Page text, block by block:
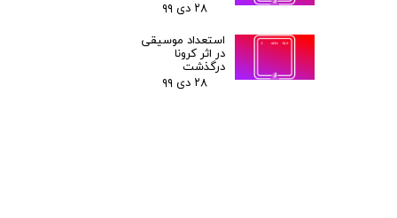
۲۸ دی ۹۹
استعداد موسیقی
در اثر کرونا
درگذشت
۲۸ دی ۹۹